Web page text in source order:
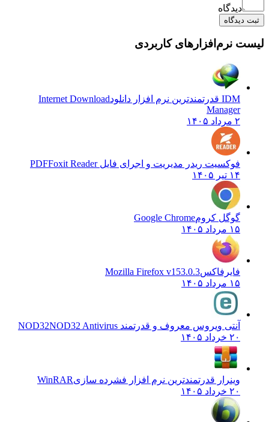
دیدگاه
ثبت دیدگاه
لیست نرم‌افزارهای کاربردی
IDM قدرتمندترین نرم افزار دانلود
Internet Download
Manager
۲ مرداد ۱۴۰۵
فوکسیت ریدر مدیریت و اجرای فایل PDFFoxit Reader
۱۴ تیر ۱۴۰۵
گوگل کرومGoogle Chrome
۱۵ مرداد ۱۴۰۵
فایرفاکسMozilla Firefox v153.0.3
۱۵ مرداد ۱۴۰۵
آنتی ویروس معروف و قدرتمند NOD32 NOD32 Antivirus
۲۰ خرداد ۱۴۰۵
وینرار قدرتمندترین نرم افزار فشرده سازیWinRAR
۲۰ خرداد ۱۴۰۵